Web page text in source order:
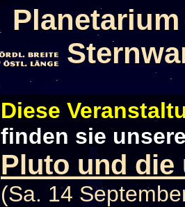
Diese
finden sie
Pluto und die
(Sa. 14